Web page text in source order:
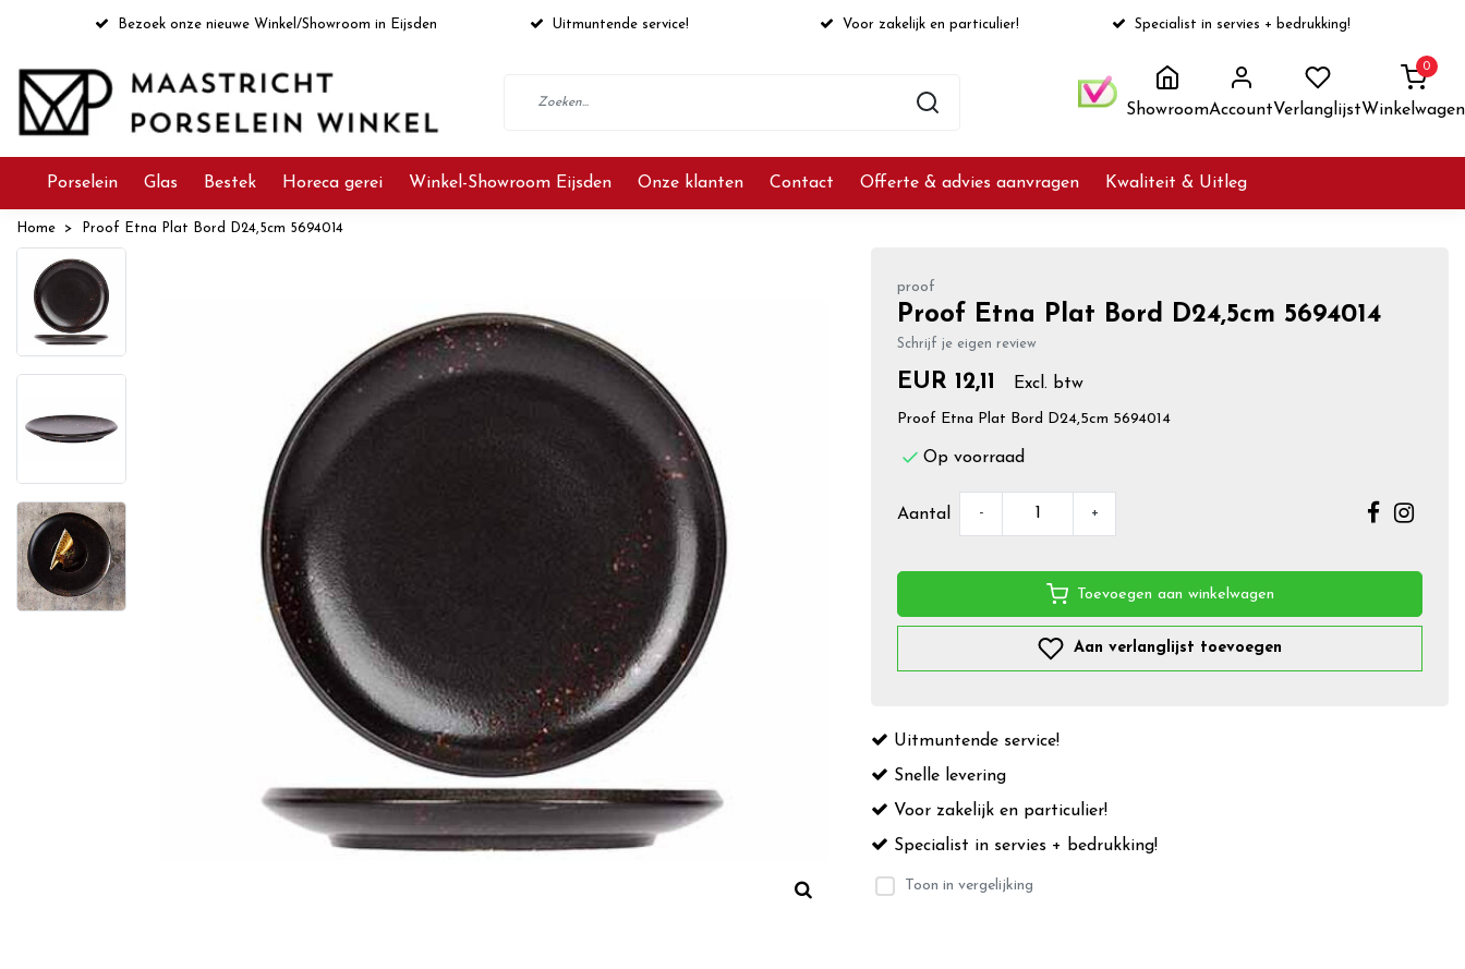
Bezoek onze nieuwe Winkel/Showroom in Eijsden Uitmuntende service! Voor zakelijk en particulier! Specialist in servies + bedrukking!
ShowroomAccountVerlanglijst
0
Winkelwagen
Porselein Glas Bestek Horeca gerei Winkel-Showroom Eijsden Onze klanten Contact Offerte & advies aanvragen Kwaliteit & Uitleg
Home Proof Etna Plat Bord D24,5cm 5694014
proof
Proof Etna Plat Bord D24,5cm 5694014
Schrijf je eigen review
EUR 12,11 Excl. btw
Proof Etna Plat Bord D24,5cm 5694014
Op voorraad
Aantal - +
Toevoegen aan winkelwagen
Aan verlanglijst toevoegen
Uitmuntende service!
Snelle levering
Voor zakelijk en particulier!
Specialist in servies + bedrukking!
Toon in vergelijking